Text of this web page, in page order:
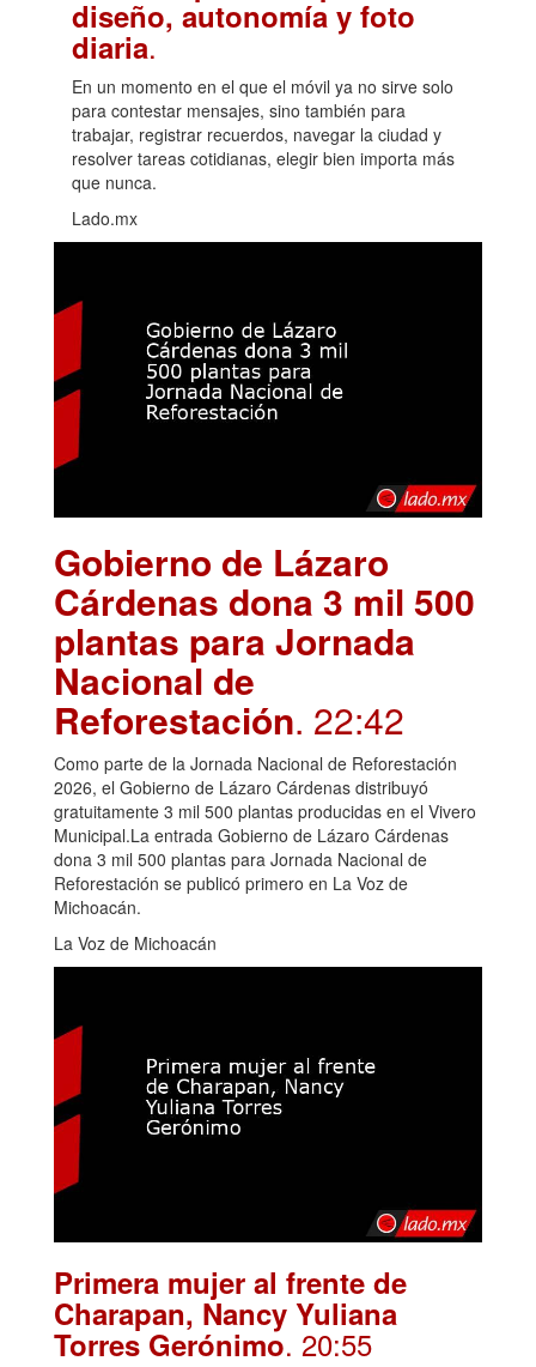
diseño, autonomía y foto
diaria.
En un momento en el que el móvil ya no sirve solo
para contestar mensajes, sino también para
trabajar, registrar recuerdos, navegar la ciudad y
resolver tareas cotidianas, elegir bien importa más
que nunca.
Lado.mx
Gobierno de Lázaro
Cárdenas dona 3 mil 500
plantas para Jornada
Nacional de
Reforestación. 22:42
Como parte de la Jornada Nacional de Reforestación
2026, el Gobierno de Lázaro Cárdenas distribuyó
gratuitamente 3 mil 500 plantas producidas en el Vivero
Municipal.La entrada Gobierno de Lázaro Cárdenas
dona 3 mil 500 plantas para Jornada Nacional de
Reforestación se publicó primero en La Voz de
Michoacán.
La Voz de Michoacán
Primera mujer al frente de
Charapan, Nancy Yuliana
Torres Gerónimo. 20:55